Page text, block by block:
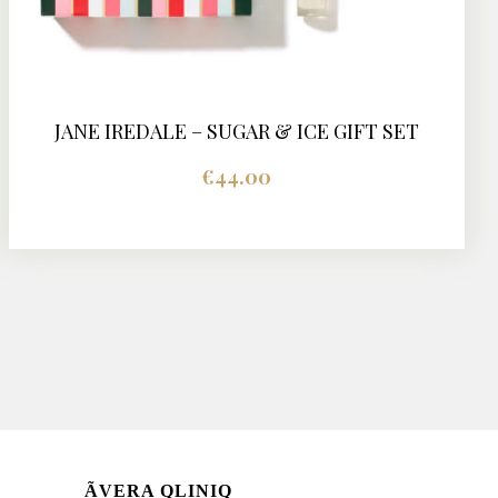
BUY NOW DETAILS
JANE IREDALE – SUGAR & ICE GIFT SET
€44.00
ÃVERA QLINIQ